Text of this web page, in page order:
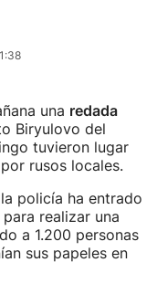
una redada
Biryulovo del
tuvieron lugar
rusos locales.
policía ha entrado
para realizar una
a 1.200 personas
sus papeles en